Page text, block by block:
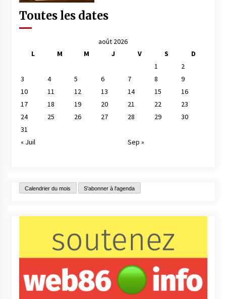
Toutes les dates
août 2026
L
M M J V S
D
1
2
3
4 5 6 7 8
9
10
11 12 13 14 15
16
17
18 19 20 21 22
23
24
25 26 27 28 29
30
31
« Juil
Sep »
Calendrier du mois S'abonner à l'agenda